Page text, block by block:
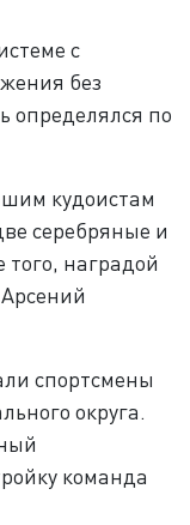
с
без
определялся по
кудоистам
серебряные и
наградой
спортсмены
округа.
команда